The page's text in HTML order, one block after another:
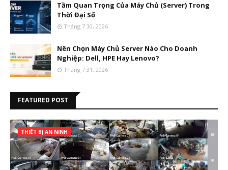
Tầm Quan Trọng Của Máy Chủ (Server) Trong
Thời Đại Số
Tháng 7 30, 2026
Nên Chọn Máy Chủ Server Nào Cho Doanh
Nghiệp: Dell, HPE Hay Lenovo?
Tháng 7 31, 2026
FEATURED POST
THIẾT BỊ AN NINH